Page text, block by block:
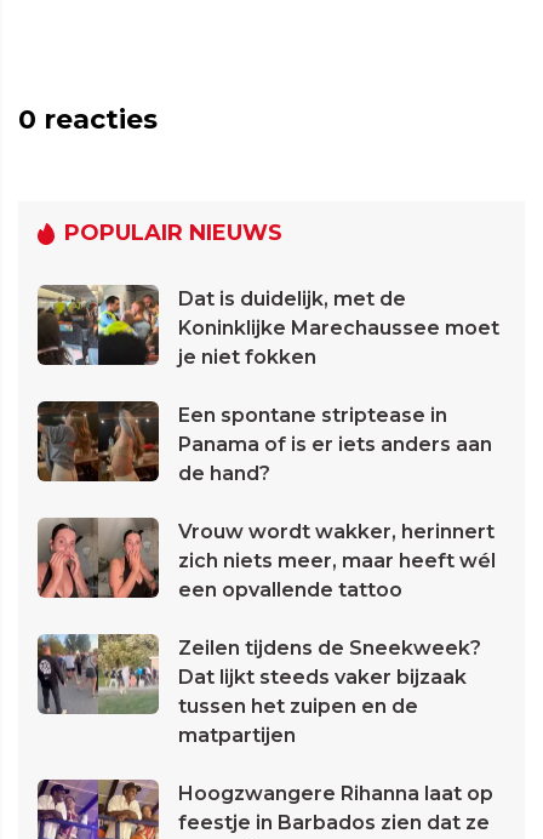
0 reacties
POPULAIR NIEUWS
Dat is duidelijk, met de
Koninklijke Marechaussee moet
je niet fokken
Een spontane striptease in
Panama of is er iets anders aan
de hand?
Vrouw wordt wakker, herinnert
zich niets meer, maar heeft wél
een opvallende tattoo
Zeilen tijdens de Sneekweek?
Dat lijkt steeds vaker bijzaak
tussen het zuipen en de
matpartijen
Hoogzwangere Rihanna laat op
feestje in Barbados zien dat ze